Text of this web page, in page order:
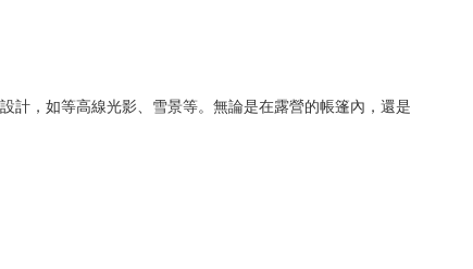
計，如等高線光影、雪景等。無論是在露營的帳篷內，還是